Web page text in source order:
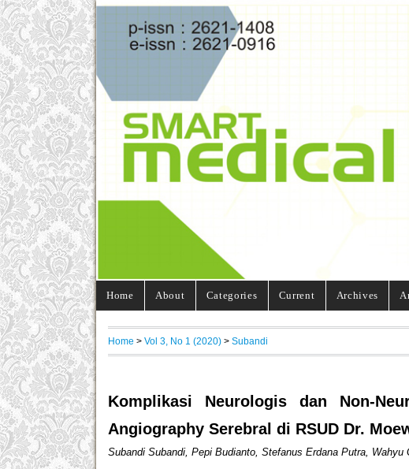
Home About Categories Current Archives
Home > Vol 3, No 1 (2020) > Subandi
Komplikasi Neurologis dan Non-
Angiography Serebral di RSUD Dr.
Subandi Subandi, Pepi Budianto, Stefanus Erdana Putra, Wahyu